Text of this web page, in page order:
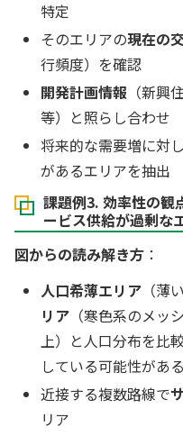
特定
そのエリアの現在の
行頻度）を確認
開発計画情報 （新興
等）と照らし合わせ
将来的な需要増に対
があるエリアを抽出
課題例3. 効率性の観
ービス供給が過剰な
図からの読み解き方 ：
人口希薄エリア （薄
リア （寒色系のメッ
上）と人口分布を比
している可能性があ
近接する複数路線で
リア